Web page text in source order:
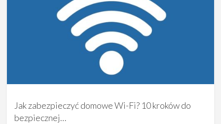
Jak zabezpieczyć domowe Wi-Fi? 10 kroków do
bezpiecznej…